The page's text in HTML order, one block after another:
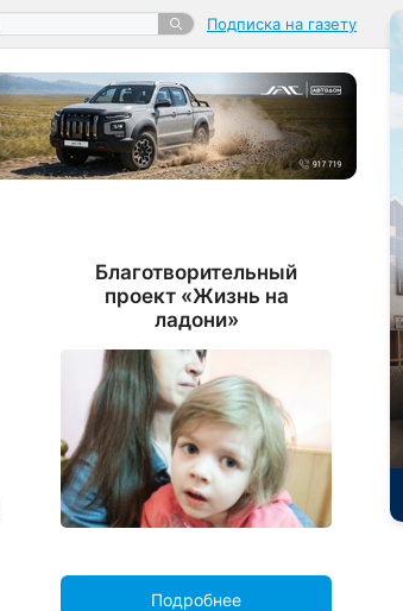
Подписка на газету
Благотворительный
проект «Жизнь на
ладони»
Подробнее